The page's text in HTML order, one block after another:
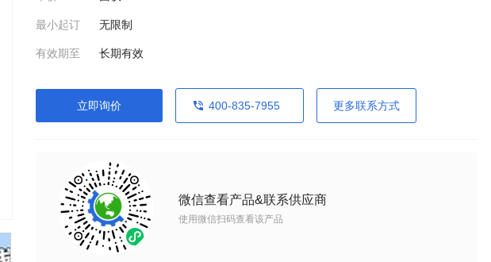
最小起订 无限制
有效期至 长期有效
立即询价 400-835-7955 更多联系方式
微信查看产品&联系供应商
使用微信扫码查看该产品